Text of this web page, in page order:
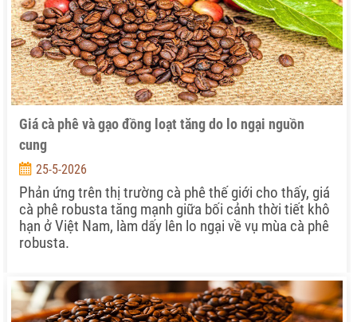
Giá cà phê và gạo đồng loạt tăng do lo ngại nguồn
cung
25-5-2026
Phản ứng trên thị trường cà phê thế giới cho thấy, giá
cà phê robusta tăng mạnh giữa bối cảnh thời tiết khô
hạn ở Việt Nam, làm dấy lên lo ngại về vụ mùa cà phê
robusta.